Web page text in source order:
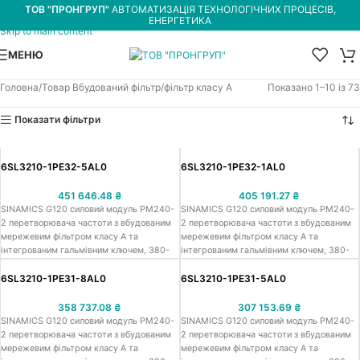
Skip to navigation
Skip to main content
ТОВ "ПРОНГРУП" АВТОМАТИЗАЦІЯ ТЕХНОЛОГІЧНИХ ПРОЦЕСІВ,
ЕНЕРГЕТИКА
МЕНЮ
Головна Товар Вбудований фільтр фільтр класу А Показано 1–10 із 73
Показати фільтри
6SL3210-1PE32-5AL0
451 646.48 ₴
SINAMICS G120 силовий модуль PM240-
2 перетворювача частоти з вбудованим
мережевим фільтром класу А та
інтегрованим гальмівним ключем, 380-
потужність для важкого режиму роботи:
240 с температура навколишнього
середовища від -20 до +50 °C (важкий
режим)потужність для легкого режиму
роботи: 132.0 кВт для 150% 3с, 110% 57с,
6SL3210-1PE32-1AL0
405 191.27 ₴
SINAMICS G120 силовий модуль PM240-
2 перетворювача частоти з вбудованим
мережевим фільтром класу А та
інтегрованим гальмівним ключем, 380-
потужність для важкого режиму роботи:
240 с температура навколишнього
середовища від -20 до +50 °C (важкий
режим)потужність для легкого режиму
роботи: 110.0 кВт для 150% 3с, 110% 57с,
6SL3210-1PE31-8AL0
358 737.08 ₴
SINAMICS G120 силовий модуль PM240-
2 перетворювача частоти з вбудованим
мережевим фільтром класу А та
6SL3210-1PE31-5AL0
307 153.69 ₴
SINAMICS G120 силовий модуль PM240-
2 перетворювача частоти з вбудованим
мережевим фільтром класу А та